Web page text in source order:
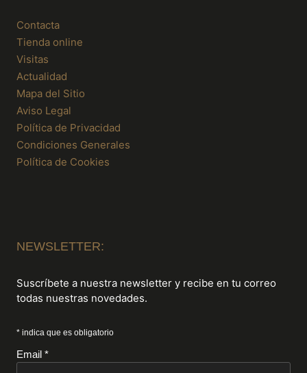
Contacta
Tienda online
Visitas
Actualidad
Mapa del Sitio
Aviso Legal
Política de Privacidad
Condiciones Generales
Política de Cookies
NEWSLETTER:
Suscríbete a nuestra newsletter y recibe en tu correo
todas nuestras novedades.
* indica que es obligatorio
Email *